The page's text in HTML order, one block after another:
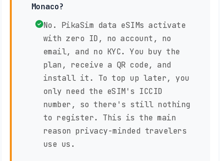
Monaco?
No. PikaSim data eSIMs activate
with zero ID, no account, no
email, and no KYC. You buy the
plan, receive a QR code, and
install it. To top up later, you
only need the eSIM's ICCID
number, so there's still nothing
to register. This is the main
reason privacy-minded travelers
use us.